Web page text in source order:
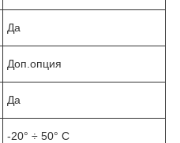
Да
Доп.опция
Да
-20° ÷ 50° C